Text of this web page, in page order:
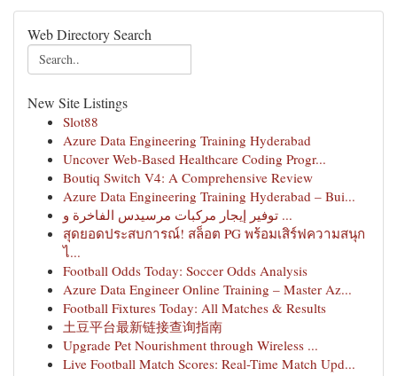
Web Directory Search
New Site Listings
Slot88
Azure Data Engineering Training Hyderabad
Uncover Web-Based Healthcare Coding Progr...
Boutiq Switch V4: A Comprehensive Review
Azure Data Engineering Training Hyderabad – Bui...
توفير إيجار مركبات مرسيدس الفاخرة و ...
สุดยอดประสบการณ์! สล็อต PG พร้อมเสิร์ฟความสนุก
ไ...
Football Odds Today: Soccer Odds Analysis
Azure Data Engineer Online Training – Master Az...
Football Fixtures Today: All Matches & Results
土豆平台最新链接查询指南
Upgrade Pet Nourishment through Wireless ...
Live Football Match Scores: Real-Time Match Upd...